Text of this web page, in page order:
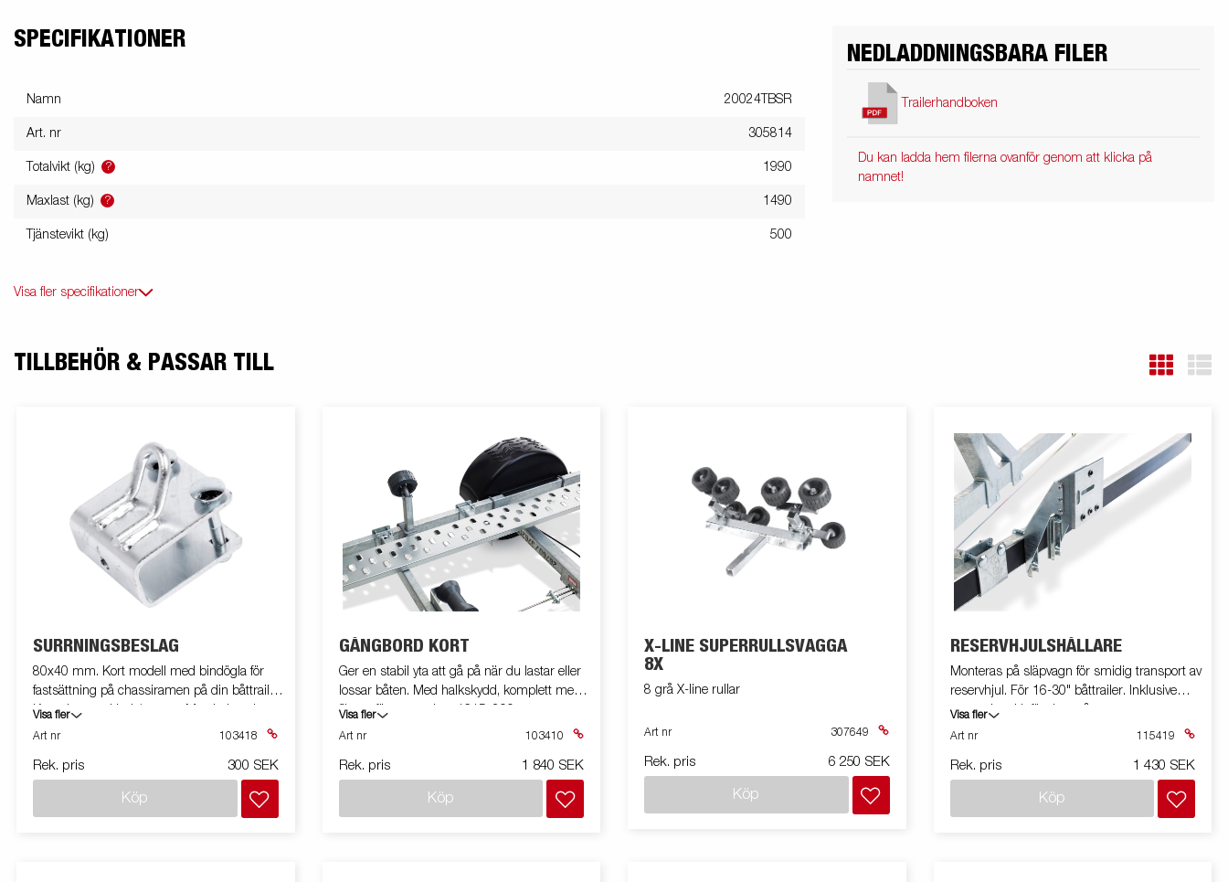
SPECIFIKATIONER
Namn 20024TBSR
Art. nr 305814
Totalvikt (kg) ? 1990
Maxlast (kg) ? 1490
Tjänstevikt (kg) 500
Visa fler specifikationer
NEDLADDNINGSBARA FILER
Trailerhandboken
Du kan ladda hem filerna ovanför genom att klicka på
namnet!
TILLBEHÖR & PASSAR TILL
SURRNINGSBESLAG
80x40 mm. Kort modell med bindögla för
fastsättning på chassiramen på din båttrailer.
Komplett med bult/mutter. Max belastning
400daN (ca 400kg).
Visa fler
Art nr
103418
Rek. pris 300 SEK
Köp
GÅNGBORD KORT
Ger en stabil yta att gå på när du lastar eller
lossar båten. Med halkskydd, komplett med
fästen för montering. 1615x200mm.
Visa fler
Art nr
103410
Rek. pris 1 840 SEK
Köp
X-LINE SUPERRULLSVAGGA
8X
8 grå X-line rullar
Art nr 307649
Rek. pris 6 250 SEK
Köp
RESERVHJULSHÅLLARE
Monteras på släpvagn för smidig transport av
reservhjul. För 16-30" båttrailer. Inklusive
monteringskit för dragstång.
Visa fler
Art nr
115419
Rek. pris 1 430 SEK
Köp